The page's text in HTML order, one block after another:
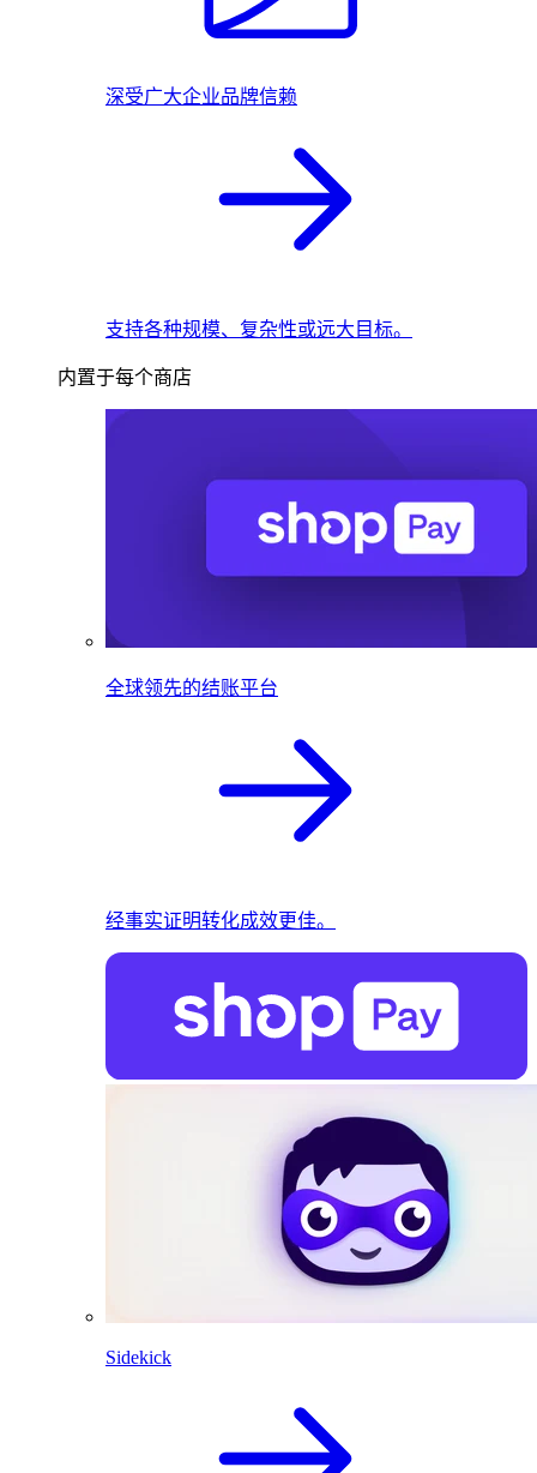
深受广大企业品牌信赖
支持各种规模、复杂性或远大目标。
内置于每个商店
全球领先的结账平台
经事实证明转化成效更佳。
Sidekick